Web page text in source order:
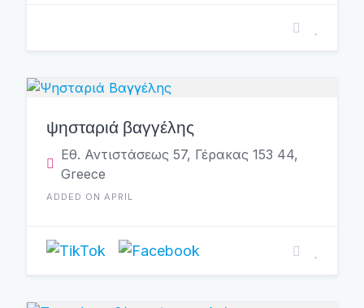
ψησταριά βαγγέλης
Εθ. Αντιστάσεως 57, Γέρακας 153 44,
Greece
ADDED ON APRIL